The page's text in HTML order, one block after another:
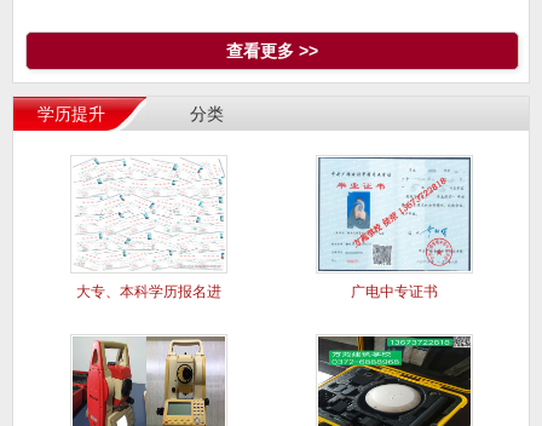
查看更多 >>
学历提升 分类
大专、本科学历报名进 广电中专证书